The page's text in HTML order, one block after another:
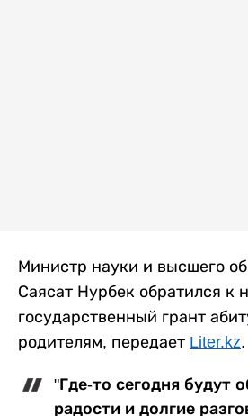
Министр науки и высшего
Саясат Нурбек обратился к
государственный грант
родителям, передает Liter.kz.
"Где-то сегодня будут
радости и долгие